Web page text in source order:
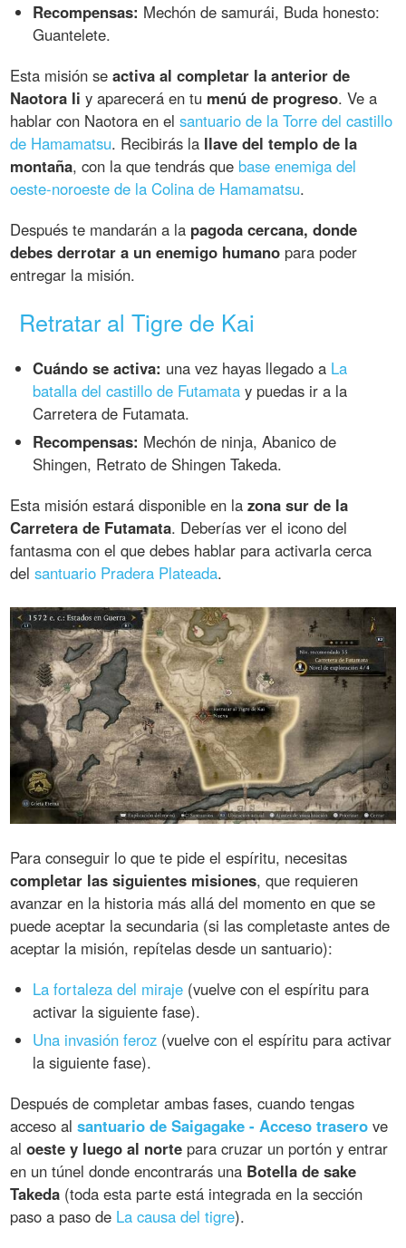
Recompensas: Mechón de samurái, Buda honesto:
Guantelete.
Esta misión seactiva al completar la anterior de
Naotora Ii y aparecerá en tu menú de progreso. Ve a
hablar con Naotora en elsantuario de la Torre del castillo
de Hamamatsu. Recibirás la llave del templo de la
montaña, con la que tendrás que base enemiga del
oeste-noroeste de la Colina de Hamamatsu.
Después te mandarán a la pagoda cercana, donde
debes derrotar a un enemigo humano para poder
entregar la misión.
Retratar al Tigre de Kai
Cuándo se activa: una vez hayas llegado a La
batalla del castillo de Futamata y puedas ir a la
Carretera de Futamata.
Recompensas: Mechón de ninja, Abanico de
Shingen, Retrato de Shingen Takeda.
Esta misión estará disponible en lazona sur de la
Carretera de Futamata. Deberías ver el icono del
fantasma con el que debes hablar para activarla cerca
delsantuario Pradera Plateada.
Para conseguir lo que te pide el espíritu, necesitas
completar las siguientes misiones, que requieren
avanzar en la historia más allá del momento en que se
puede aceptar la secundaria (si las completaste antes de
aceptar la misión, repítelas desde un santuario):
La fortaleza del miraje (vuelve con el espíritu para
activar la siguiente fase).
Una invasión feroz (vuelve con el espíritu para activar
la siguiente fase).
Después de completar ambas fases, cuando tengas
acceso alsantuario de Saigagake - Acceso trasero ve
aloeste y luego al norte para cruzar un portón y entrar
en un túnel donde encontrarás una Botella de sake
Takeda (toda esta parte está integrada en la sección
paso a paso de La causa del tigre).